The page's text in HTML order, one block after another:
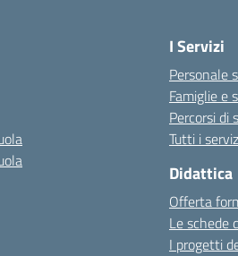
I Servizi
Personale
Famiglie e
Percorsi di
Tutti i
Didattica
Offerta
Le schede
I progetti